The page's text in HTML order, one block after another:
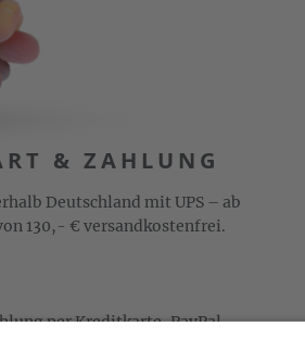
& ZAHLUNG
Deutschland mit UPS – ab
130,- € versandkostenfrei.
per Kreditkarte, PayPal,